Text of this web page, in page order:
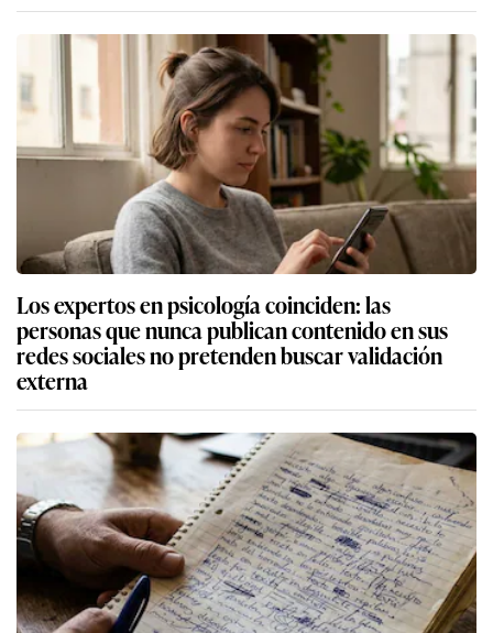
Los expertos en psicología coinciden: las
personas que nunca publican contenido en sus
redes sociales no pretenden buscar validación
externa